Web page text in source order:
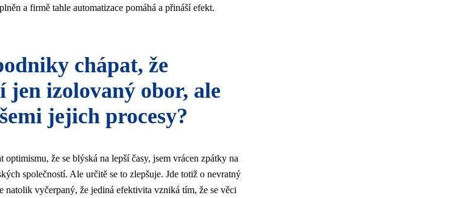
a firmě tahle automatizace pomáhá a přináší efekt.
chápat, že
jen izolovaný obor, ale
jejich procesy?
že se blýská na lepší časy, jsem vrácen zpátky na
společností. Ale určitě se to zlepšuje. Jde totiž o nevratný
natolik vyčerpaný, že jediná efektivita vzniká tím, že se věci